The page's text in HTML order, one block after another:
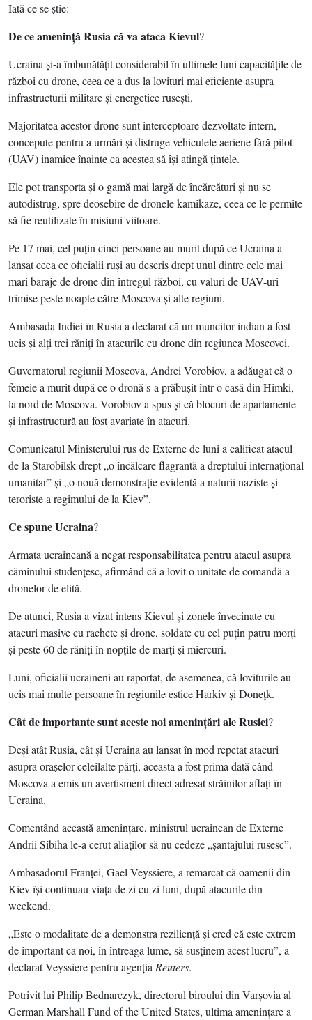
Iată ce se ştie:
De ce ameninţă Rusia că va ataca Kievul?
Ucraina şi-a îmbunătăţit considerabil în ultimele luni capacităţile de
război cu drone, ceea ce a dus la lovituri mai eficiente asupra
infrastructurii militare şi energetice ruseşti.
Majoritatea acestor drone sunt interceptoare dezvoltate intern,
concepute pentru a urmări şi distruge vehiculele aeriene fără pilot
(UAV) inamice înainte ca acestea să îşi atingă ţintele.
Ele pot transporta şi o gamă mai largă de încărcături şi nu se
autodistrug, spre deosebire de dronele kamikaze, ceea ce le permite
să fie reutilizate în misiuni viitoare.
Pe 17 mai, cel puţin cinci persoane au murit după ce Ucraina a
lansat ceea ce oficialii ruşi au descris drept unul dintre cele mai
mari baraje de drone din întregul război, cu valuri de UAV-uri
trimise peste noapte către Moscova şi alte regiuni.
Ambasada Indiei în Rusia a declarat că un muncitor indian a fost
ucis şi alţi trei răniţi în atacurile cu drone din regiunea Moscovei.
Guvernatorul regiunii Moscova, Andrei Vorobiov, a adăugat că o
femeie a murit după ce o dronă s-a prăbuşit într-o casă din Himki,
la nord de Moscova. Vorobiov a spus şi că blocuri de apartamente
şi infrastructură au fost avariate în atacuri.
Comunicatul Ministerului rus de Externe de luni a calificat atacul
de la Starobilsk drept „o încălcare flagrantă a dreptului internaţional
umanitar” şi „o nouă demonstraţie evidentă a naturii naziste şi
teroriste a regimului de la Kiev”.
Ce spune Ucraina?
Armata ucraineană a negat responsabilitatea pentru atacul asupra
căminului studenţesc, afirmând că a lovit o unitate de comandă a
dronelor de elită.
De atunci, Rusia a vizat intens Kievul şi zonele învecinate cu
atacuri masive cu rachete şi drone, soldate cu cel puţin patru morţi
şi peste 60 de răniţi în nopţile de marţi şi miercuri.
Luni, oficialii ucraineni au raportat, de asemenea, că loviturile au
ucis mai multe persoane în regiunile estice Harkiv şi Doneţk.
Cât de importante sunt aceste noi ameninţări ale Rusiei?
Deşi atât Rusia, cât şi Ucraina au lansat în mod repetat atacuri
asupra oraşelor celeilalte părţi, aceasta a fost prima dată când
Moscova a emis un avertisment direct adresat străinilor aflaţi în
Ucraina.
Comentând această ameninţare, ministrul ucrainean de Externe
Andrii Sîbiha le-a cerut aliaţilor să nu cedeze „şantajului rusesc”.
Ambasadorul Franţei, Gael Veyssiere, a remarcat că oamenii din
Kiev îşi continuau viaţa de zi cu zi luni, după atacurile din
weekend.
„Este o modalitate de a demonstra rezilienţă şi cred că este extrem
de important ca noi, în întreaga lume, să susţinem acest lucru”, a
declarat Veyssiere pentru agenţia Reuters.
Potrivit lui Philip Bednarczyk, directorul biroului din Varşovia al
German Marshall Fund of the United States, ultima ameninţare a